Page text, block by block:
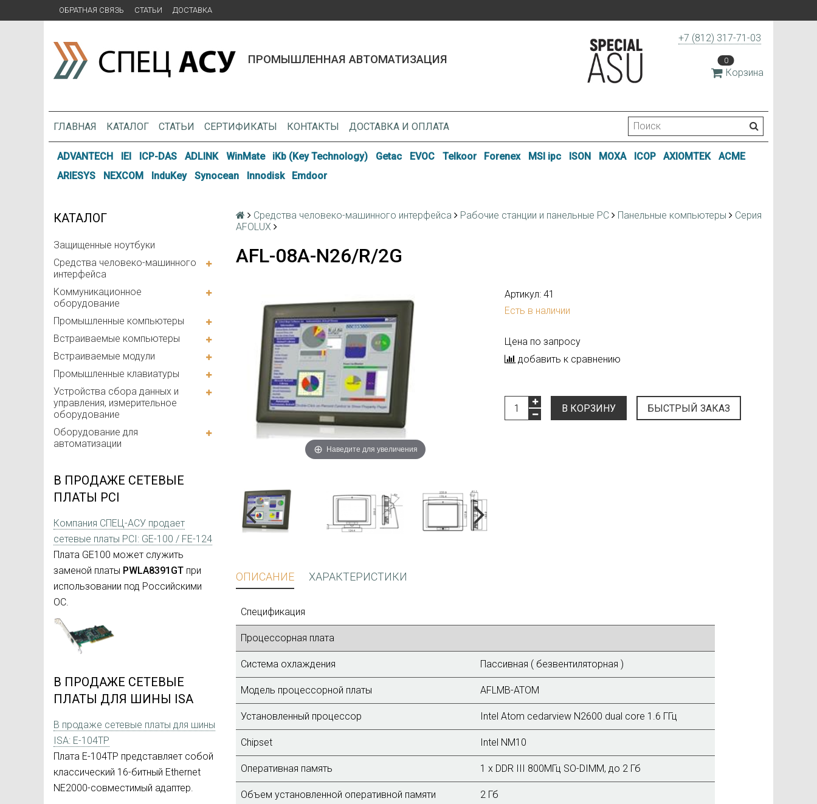
ОБРАТНАЯ СВЯЗЬ СТАТЬИ ДОСТАВКА
ПРОМЫШЛЕННАЯ АВТОМАТИЗАЦИЯ
+7 (812) 317-71-03
0
Корзина
ГЛАВНАЯ КАТАЛОГ СТАТЬИ СЕРТИФИКАТЫ КОНТАКТЫ ДОСТАВКА И ОПЛАТА
ADVANTECH IEI ICP-DAS ADLINK WinMate iKb (Key Technology) Getac EVOC Telkoor Forenex MSI ipc ISON MOXA ICOP AXIOMTEK
ACME
ARIESYS
NEXCOM InduKey Synocean Innodisk Emdoor
КАТАЛОГ
Защищенные ноутбуки
Средства человеко-машинного
интерфейса
Коммуникационное
оборудование
Промышленные компьютеры
Встраиваемые компьютеры
Встраиваемые модули
Промышленные клавиатуры
Устройства сбора данных и
управления, измерительное
оборудование
Оборудование для
автоматизации
В ПРОДАЖЕ СЕТЕВЫЕ
ПЛАТЫ PCI
Компания СПЕЦ-АСУ продает
сетевые платы PCI: GE-100 / FE-124
Плата GE100 может служить
заменой платы PWLA8391GT при
использовании под Российскими
ОС.
В ПРОДАЖЕ СЕТЕВЫЕ
ПЛАТЫ ДЛЯ ШИНЫ ISA
В продаже сетевые платы для шины
ISA: E-104TP
Плата E-104TP представляет собой
классический 16-битный Ethernet
NE2000-совместимый адаптер.
Средства человеко-машинного интерфейса Рабочие станции и панельные РС Панельные компьютеры
Серия
AFOLUX
AFL-08A-N26/R/2G
Наведите для увеличения
Артикул: 41
Есть в наличии
Цена по запросу
добавить к сравнению
В КОРЗИНУ БЫСТРЫЙ ЗАКАЗ
ОПИСАНИЕ ХАРАКТЕРИСТИКИ
Спецификация
Процессорная плата
Система охлаждения Пассивная ( безвентиляторная )
Модель процессорной платы AFLMB-ATOM
Установленный процессор Intel Atom cedarview N2600 dual core 1.6 ГГц
Chipset Intel NM10
Оперативная память 1 x DDR III 800МГц SO-DIMM, до 2 Гб
Объем установленной оперативной памяти 2 Гб